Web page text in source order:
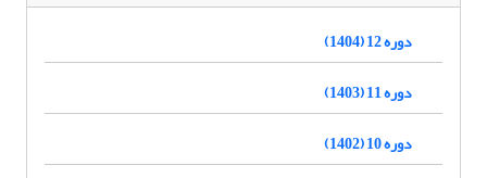
دوره 12 (1404)
دوره 11 (1403)
دوره 10 (1402)